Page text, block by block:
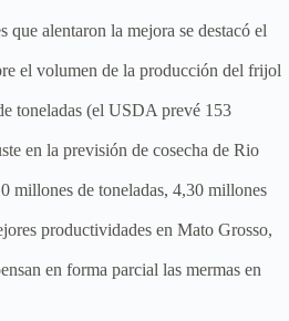
que alentaron la mejora se destacó el
el volumen de la producción del frijol
toneladas (el USDA prevé 153
en la previsión de cosecha de Rio
millones de toneladas, 4,30 millones
productividades en Mato Grosso,
en forma parcial las mermas en